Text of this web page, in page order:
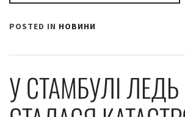
POSTED IN НОВИНИ
У СТАМБУЛІ